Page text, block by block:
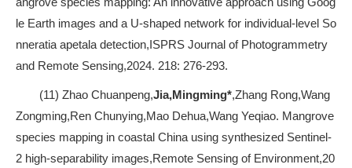
le Earth images and a U-shaped network for individual-level So
nneratia apetala detection,ISPRS Journal of Photogrammetry
and Remote Sensing,2024. 218: 276-293.
(11) Zhao Chuanpeng,Jia,Mingming*,Zhang Rong,Wang
Zongming,Ren Chunying,Mao Dehua,Wang Yeqiao. Mangrove
species mapping in coastal China using synthesized Sentinel-
2 high-separability images,Remote Sensing of Environment,20